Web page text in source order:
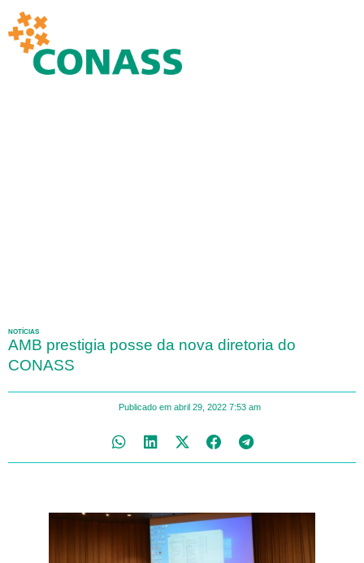
NOTÍCIAS
AMB prestigia posse da nova diretoria do
CONASS
Publicado em abril 29, 2022 7:53 am